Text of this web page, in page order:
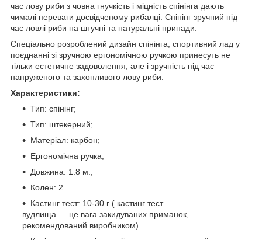
час лову риби з човна гнучкість і міцність спінінга дають
чималі переваги досвідченому рибалці. Спінінг зручний під
час ловлі риби на штучні та натуральні принади.
Спеціально розроблений дизайн спінінга, спортивний лад у
поєднанні зі зручною ергономічною ручкою принесуть не
тільки естетичне задоволення, але і зручність під час
напруженого та захопливого лову риби.
Характеристики:
Тип: спінінг;
Тип: штекерний;
Матеріал: карбон;
Ергономічна ручка;
Довжина: 1.8 м.;
Колен: 2
Кастинг тест: 10-30 г ( кастинг тест
вудлища ― це вага закидуваних приманок,
рекомендований виробником)